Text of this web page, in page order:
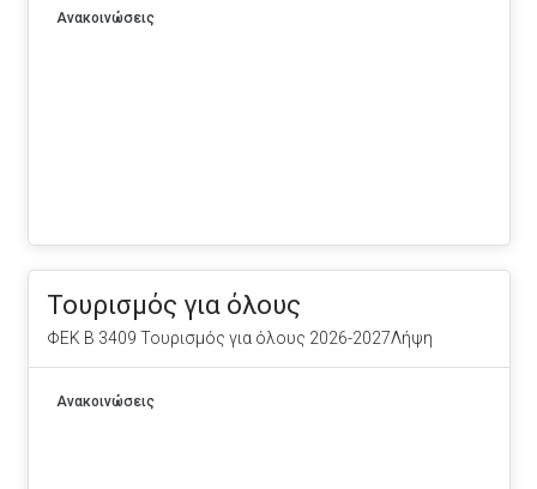
Ανακοινώσεις
Τουρισμός για όλους
ΦΕΚ Β 3409 Τουρισμός για όλους 2026-2027Λήψη
Ανακοινώσεις